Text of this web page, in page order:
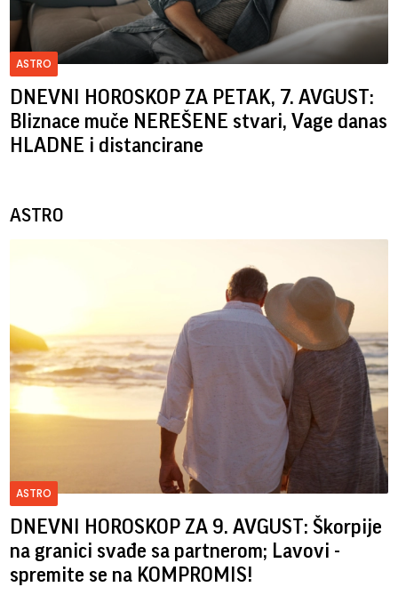
ASTRO
DNEVNI HOROSKOP ZA PETAK, 7. AVGUST:
Bliznace muče NEREŠENE stvari, Vage danas
HLADNE i distancirane
ASTRO
ASTRO
DNEVNI HOROSKOP ZA 9. AVGUST: Škorpije
na granici svađe sa partnerom; Lavovi -
spremite se na KOMPROMIS!